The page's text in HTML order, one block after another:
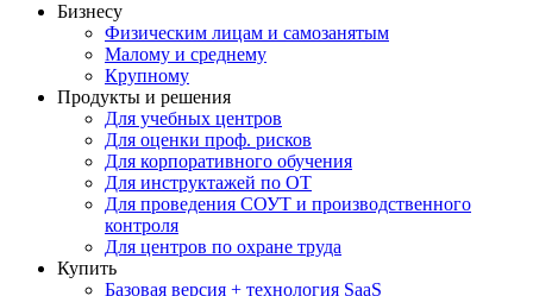
Бизнесу
Физическим лицам и самозанятым
Малому и среднему
Крупному
Продукты и решения
Для учебных центров
Для оценки проф. рисков
Для корпоративного обучения
Для инструктажей по ОТ
Для проведения СОУТ и производственного
контроля
Для центров по охране труда
Купить
Базовая версия + технология SaaS